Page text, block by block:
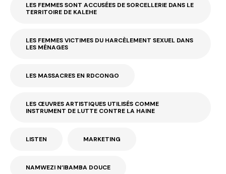
LES FEMMES SONT ACCUSÉES DE SORCELLERIE DANS LE
TERRITOIRE DE KALEHE
LES FEMMES VICTIMES DU HARCÈLEMENT SEXUEL DANS
LES MÉNAGES
LES MASSACRES EN RDCONGO
LES ŒUVRES ARTISTIQUES UTILISÉS COMME
INSTRUMENT DE LUTTE CONTRE LA HAINE
LISTEN MARKETING
NAMWEZI N’IBAMBA DOUCE